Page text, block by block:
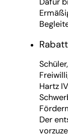
Rabatt
Hartz
Der